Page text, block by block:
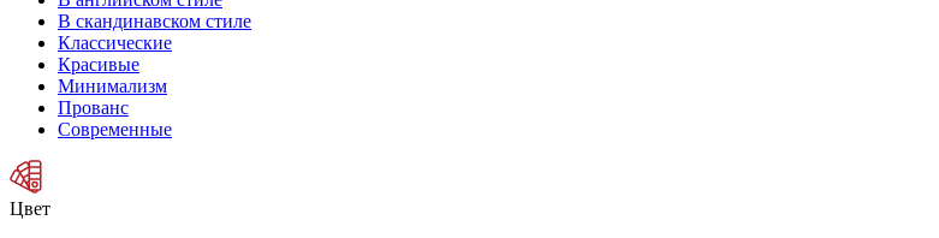
В скандинавском стиле
Классические
Красивые
Минимализм
Прованс
Современные
Цвет